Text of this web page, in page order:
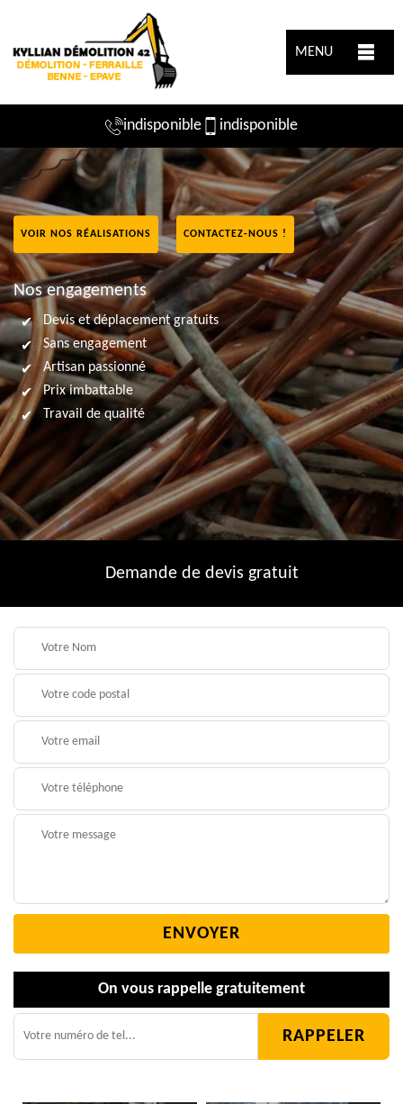
MENU
indisponible indisponible
VOIR NOS RÉALISATIONS CONTACTEZ-NOUS !
Nos engagements
Devis et déplacement gratuits
Sans engagement
Artisan passionné
Prix imbattable
Travail de qualité
Demande de devis gratuit
On vous rappelle gratuitement